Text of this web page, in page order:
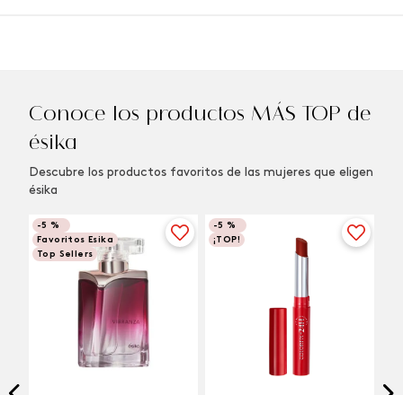
Conoce los productos MÁS TOP de
ésika
Descubre los productos favoritos de las mujeres que eligen
ésika
-5 %
Favoritos Esika
Top Sellers
-5 %
¡TOP!